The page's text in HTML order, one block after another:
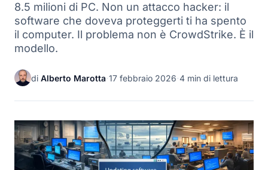
8.5 milioni di PC. Non un attacco hacker: il
software che doveva proteggerti ti ha spento
il computer. Il problema non è CrowdStrike. È il
modello.
di Alberto Marotta·17 febbraio 2026·4 min di lettura